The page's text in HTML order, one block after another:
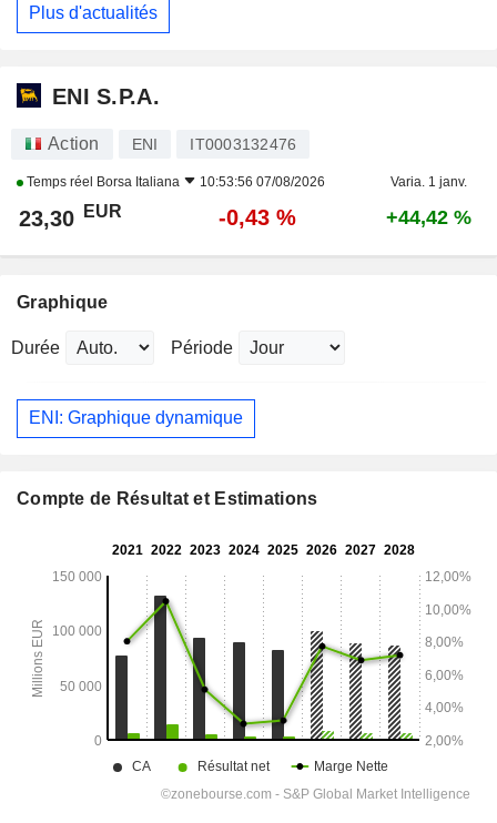
Plus d'actualités
ENI S.P.A.
Action ENI IT0003132476
Temps réel Borsa Italiana 10:53:56 07/08/2026 Varia. 1 janv.
23,30 EUR -0,43 % +44,42 %
Graphique
Durée Période
ENI: Graphique dynamique
Compte de Résultat et Estimations